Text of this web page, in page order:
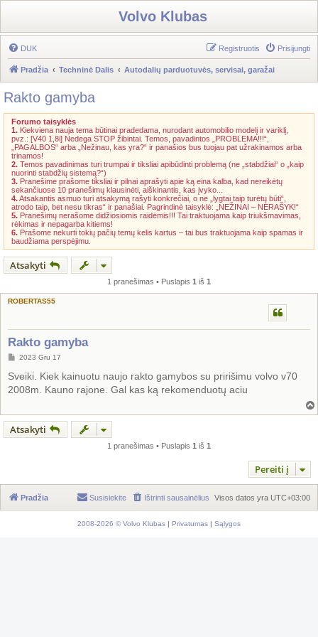
Volvo Klubas
DUK Prisijungti
Registruotis
Pradžia Techninė Dalis Autodalių parduotuvės, servisai, garažai
Rakto gamyba
Forumo taisyklės
1. Kiekviena nauja tema būtinai pradedama, nurodant automobilio modelį ir variklį,
pvz.: [V40 1,8i] Nedega STOP žibintai. Temos, pavadintos „PROBLEMA!!!“,
„PAGALBOS“ arba „Nežinau, kas yra?“ ir panašios bus tuojau pat užrakinamos arba
trinamos!
2. Temos pavadinimas turi trumpai ir tiksliai apibūdinti problemą (ne „stabdžiai“ o „kaip
nuorinti stabdžių sistemą?“)
3. Pranešime prašome tiksliai ir pilnai aprašyti apie ką eina kalba, kad nereikėtų
sekančiuose 10 pranešimų klausinėti, aiškinantis, kas įvyko...
4.Atsakantis asmuo turi atsakymą rašyti konkrečiai, o ne „lygtai taip turėtų būti“,
atrodo taip, bet nesu tikras“ ir panašiai. Pagrindinė taisyklė: „NEŽINAI – NERAŠYK!“
5. Pranešimų nerašome didžiosiomis raidėmis!!! Tai traktuojama kaip triukšmavimas,
rėkimas ir nepagarba kitiems!
6. Prašome nekurti tokių pačių temų kelis kartus – tai bus traktuojama kaip spamas ir
baudžiama perspėjimu.
Atsakyti
1 pranešimas • Puslapis 1 iš 1
ROBERTAS55
Rakto gamyba
S
a
n
d
t
n
2023 Gru 17
Sveiki. Kiek kainuotu naujo rakto gamybos su pririšimu volvo v70
2008m. Kauno rajone. Gal kas ką rekomenduotų aciu
Atsakyti
1 pranešimas • Puslapis 1 iš 1
Pereiti į
Pradžia Visos datos yra UTC+03:00
Ištrinti sausainėlius
Susisiekite
2008-2026 © Volvo Klubas | Privatumas | Sąlygos